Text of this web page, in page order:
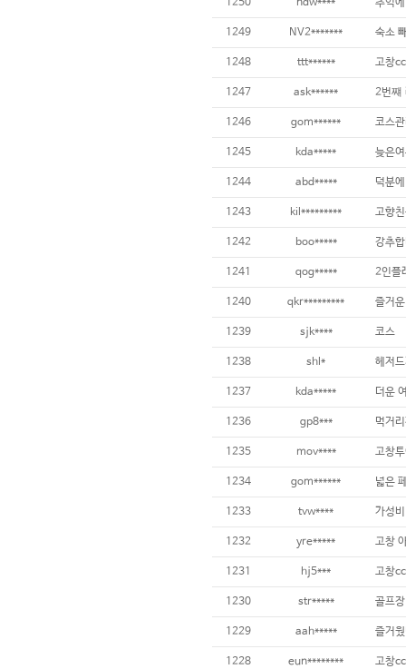
1250 ndw**** 추억
1249 NV2******* 숙소
1248 ttt****** 고창
1247 ask****** 2번쨰
1246 gom****** 코스
1245 kda***** 늦은
1244 abd***** 덕분
1243 kil********* 고향
1242 boo***** 강추
1241 qog***** 2인플
1240 qkr********* 즐거
1239 sjk**** 코스
1238 shl* 헤저
1237 kda***** 더운
1236 gp8***
1235 mov**** 고창
1234 gom****** 넓은
1233 tvw**** 가성
1232 yre***** 고창
1231 hj5*** 고창
1230 str*****
1229 aah***** 즐거
1228 eun******** 고창